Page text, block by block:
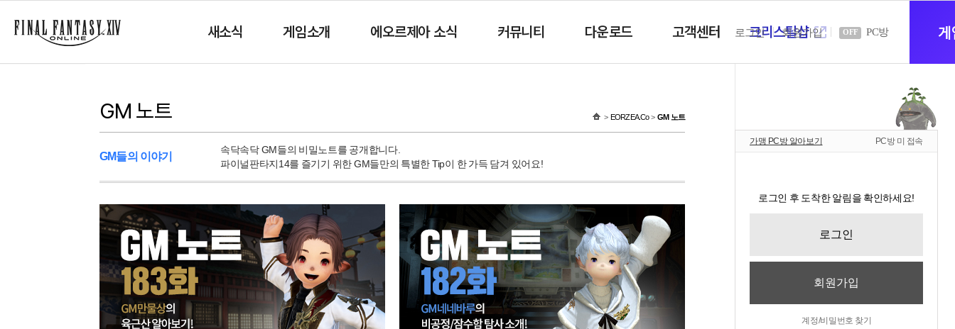
새소식 게임소개 에오르제아 소식 커뮤니티 다운로드 고객센터 크리스탈샵새
로그인 회원가입 OFF PC방
GM 노트 EORZEA.Co GM 노트
GM들의 이야기
속닥속닥 GM들의 비밀노트를 공개합니다.
파이널판타지14를 즐기기 위한 GM들만의 특별한 Tip이 한 가득 담겨 있어요!
가맹 PC방 알아보기 PC방 미 접속
로그인 후 도착한 알림을 확인하세요!
로그인
회원가입
계정/비밀번호 찾기